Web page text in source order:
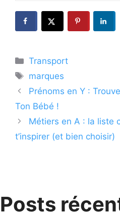
Catégories
Transport
Étiquettes
marques
Prénoms en Y :
Ton Bébé !
Métiers en A : la liste
t’inspirer (et bien choisir)
Posts